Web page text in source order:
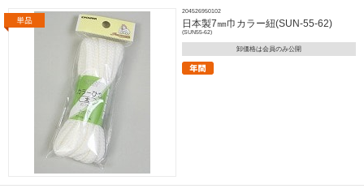
204526950102
日本製7㎜巾カラー紐(SUN-55-62)
(SUN55-62)
卸価格は会員のみ公開